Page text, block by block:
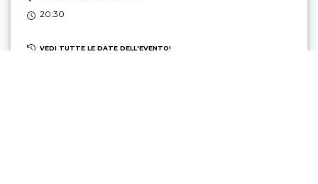
20:30
VEDI TUTTE LE DATE DELL'EVENTO!